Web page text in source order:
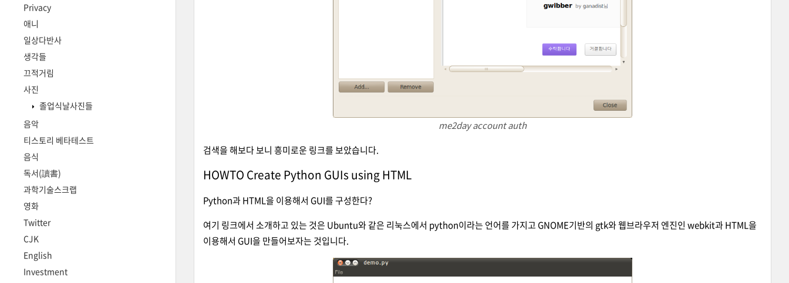
Privacy
애니
일상다반사
생각들
끄적거림
사진
졸업식날사진들
음악
티스토리 베타테스트
음식
독서(讀書)
과학기술스크랩
영화
Twitter
CJK
English
Investment
me2day account auth
검색을 해보다 보니 흥미로운 링크를 보았습니다.
HOWTO Create Python GUIs using HTML
Python과 HTML을 이용해서 GUI를 구성한다?
여기 링크에서 소개하고 있는 것은 Ubuntu와 같은 리눅스에서 python이라는 언어를 가지고 GNOME기반의 gtk와 웹브라우저 엔진인 webkit과 HTML을
이용해서 GUI을 만들어보자는 것입니다.